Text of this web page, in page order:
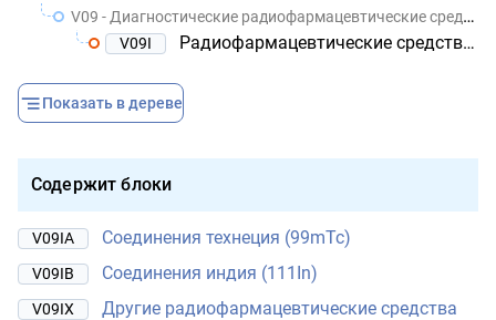
V09 - Диагностические радиофармацевтические средства
V09I
Радиофармацевтические средства для диагностики новообразований
Показать в дереве
Содержит блоки
V09IA Соединения технеция (99mTc)
V09IB Соединения индия (111In)
V09IX
Другие радиофармацевтические средства